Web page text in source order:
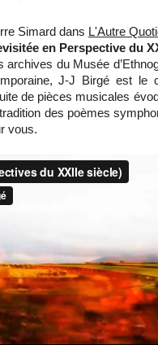
Simard dans L'Autre
en Perspective du
archives du Musée
J-J Birgé est le
de pièces musicales
des poèmes
vous.